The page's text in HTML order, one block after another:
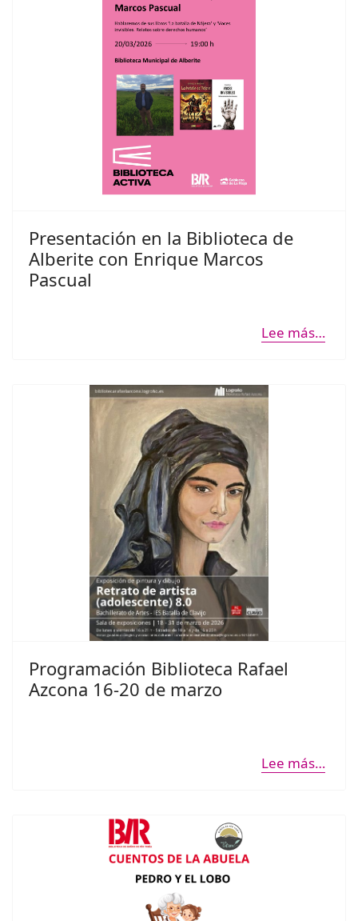
Presentación en la Biblioteca de
Alberite con Enrique Marcos
Pascual
Lee más…
Programación Biblioteca Rafael
Azcona 16-20 de marzo
Lee más…